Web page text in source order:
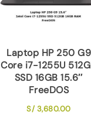
Laptop HP 250 G9
Core i7-1255U
SSD 16GB 15.6″
FreeDOS
S/ 3,680.00